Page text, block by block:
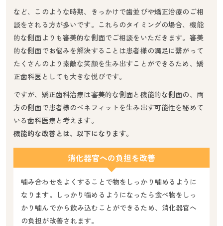
など、このような時期、きっかけで歯並びや矯正治療のご相
談をされる方が多いです。これらのタイミングの場合、機能
的な側面よりも審美的な側面でご相談をいただきます。審美
的な側面でお悩みを解決することは患者様の満足に繋がって
たくさんのより素敵な笑顔を生み出すことができるため、矯
正歯科医としても大きな悦びです。
ですが、矯正歯科治療は審美的な側面と機能的な側面の、両
方の側面で患者様のベネフィットを生み出す可能性を秘めて
いる歯科医療と考えます。
機能的な改善とは、以下になります。
消化器官への負担を改善
噛み合わせをよくすることで物をしっかり噛めるように
なります。しっかり噛めるようになったら食べ物をしっ
かり噛んでから飲み込むことができるため、消化器官へ
の負担が改善されます。